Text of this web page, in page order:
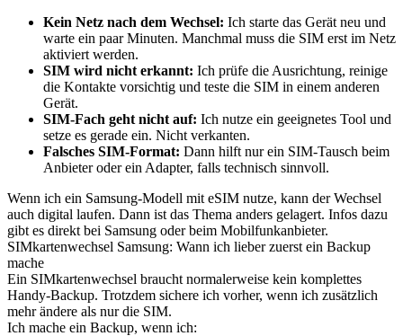
Kein Netz nach dem Wechsel: Ich starte das Gerät neu und
warte ein paar Minuten. Manchmal muss die SIM erst im Netz
aktiviert werden.
SIM wird nicht erkannt: Ich prüfe die Ausrichtung, reinige
die Kontakte vorsichtig und teste die SIM in einem anderen
Gerät.
SIM-Fach geht nicht auf: Ich nutze ein geeignetes Tool und
setze es gerade ein. Nicht verkanten.
Falsches SIM-Format: Dann hilft nur ein SIM-Tausch beim
Anbieter oder ein Adapter, falls technisch sinnvoll.
Wenn ich ein Samsung-Modell mit eSIM nutze, kann der Wechsel
auch digital laufen. Dann ist das Thema anders gelagert. Infos dazu
gibt es direkt bei Samsung oder beim Mobilfunkanbieter.
SIMkartenwechsel Samsung: Wann ich lieber zuerst ein Backup
mache
Ein SIMkartenwechsel braucht normalerweise kein komplettes
Handy-Backup. Trotzdem sichere ich vorher, wenn ich zusätzlich
mehr ändere als nur die SIM.
Ich mache ein Backup, wenn ich: